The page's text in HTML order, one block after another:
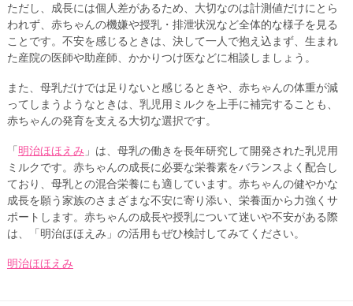
ただし、成長には個人差があるため、大切なのは計測値だけにとら
われず、赤ちゃんの機嫌や授乳・排泄状況など全体的な様子を見る
ことです。不安を感じるときは、決して一人で抱え込まず、生まれ
た産院の医師や助産師、かかりつけ医などに相談しましょう。
また、母乳だけでは足りないと感じるときや、赤ちゃんの体重が減
ってしまうようなときは、乳児用ミルクを上手に補完することも、
赤ちゃんの発育を支える大切な選択です。
「 明治ほほえみ 」は、母乳の働きを長年研究して開発された乳児用
ミルクです。赤ちゃんの成長に必要な栄養素をバランスよく配合し
ており、母乳との混合栄養にも適しています。赤ちゃんの健やかな
成長を願う家族のさまざまな不安に寄り添い、栄養面から力強くサ
ポートします。赤ちゃんの成長や授乳について迷いや不安がある際
は、「明治ほほえみ」の活用もぜひ検討してみてください。
明治ほほえみ